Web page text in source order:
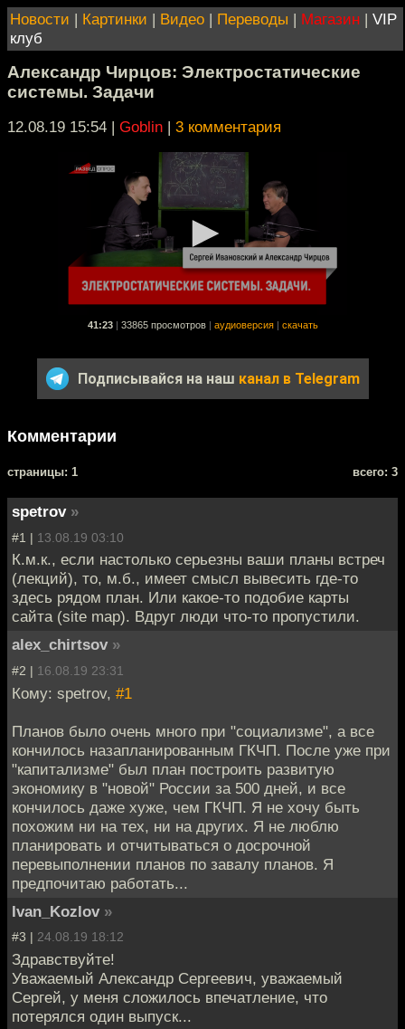
Новости | Картинки | Видео | Переводы | Магазин | VIP
клуб
Александр Чирцов: Электростатические
системы. Задачи
12.08.19 15:54 | Goblin | 3 комментария
41:23 33865 просмотров аудиоверсия скачать
Подписывайся на наш канал в Telegram
Комментарии
cтраницы: 1 всего: 3
spetrov »
#1 | 13.08.19 03:10
К.м.к., если настолько серьезны ваши планы встреч
(лекций), то, м.б., имеет смысл вывесить где-то
здесь рядом план. Или какое-то подобие карты
сайта (site map). Вдруг люди что-то пропустили.
alex_chirtsov »
#2 | 16.08.19 23:31
Кому: spetrov, #1
Планов было очень много при "социализме", а все
кончилось назапланированным ГКЧП. После уже при
"капитализме" был план построить развитую
экономику в "новой" России за 500 дней, и все
кончилось даже хуже, чем ГКЧП. Я не хочу быть
похожим ни на тех, ни на других. Я не люблю
планировать и отчитываться о досрочной
перевыполнении планов по завалу планов. Я
предпочитаю работать...
Ivan_Kozlov »
#3 | 24.08.19 18:12
Здравствуйте!
Уважаемый Александр Сергеевич, уважаемый
Сергей, у меня сложилось впечатление, что
потерялся один выпуск...